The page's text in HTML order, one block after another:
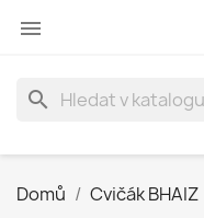

search
Domů Cvičák BHAIZ